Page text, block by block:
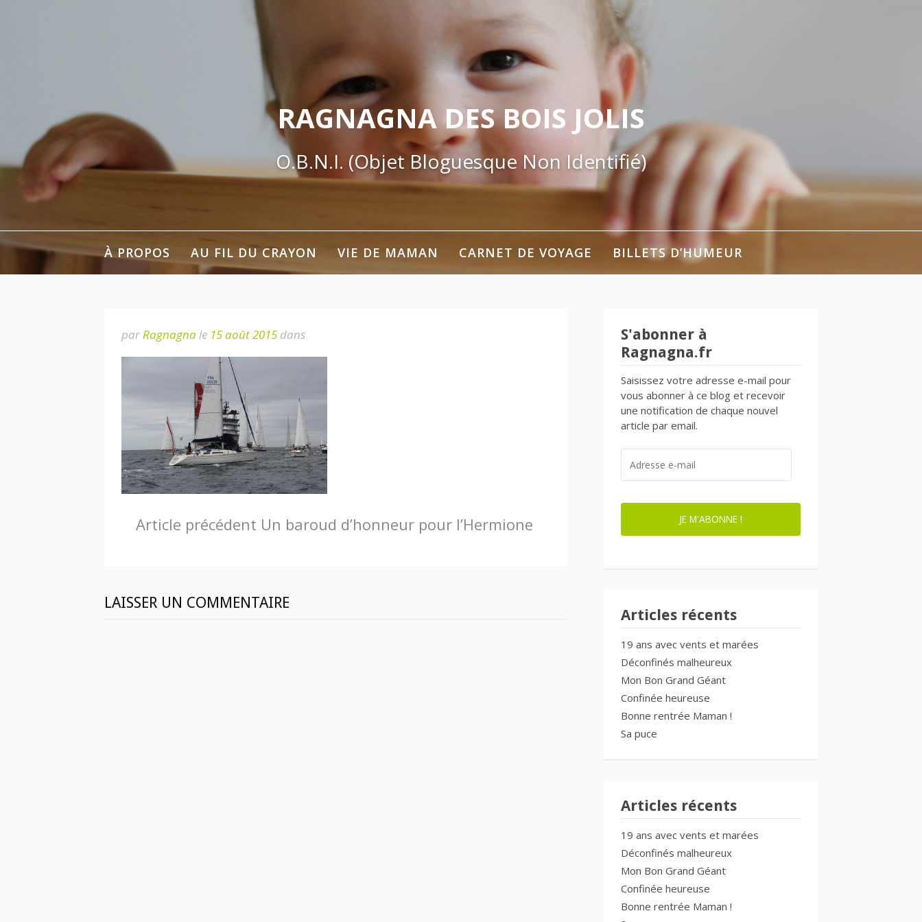
RAGNAGNA DES BOIS JOLIS
O.B.N.I. (Objet Bloguesque Non Identifié)
À PROPOS AU FIL DU CRAYON VIE DE MAMAN CARNET DE VOYAGE BILLETS D’HUMEUR
parRagnagnale 15 août 2015 dans
Lire
Article précédent Un baroud d’honneur pour l’Hermione
LAISSER UN COMMENTAIRE
S'abonner à
Ragnagna.fr
Saisissez votre adresse e-mail pour
vous abonner à ce blog et recevoir
une notification de chaque nouvel
article par email.
MAIL
JE M'ABONNE !
Articles récents
19 ans avec vents et marées
Déconfinés malheureux
Mon Bon Grand Géant
Confinée heureuse
Bonne rentrée Maman !
Sa puce
Articles récents
19 ans avec vents et marées
Déconfinés malheureux
Mon Bon Grand Géant
Confinée heureuse
Bonne rentrée Maman !